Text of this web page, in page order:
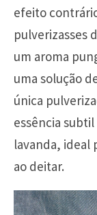
efeito
pulverizasses
um aroma
uma solução
única
essência
lavanda, ideal
ao deitar.